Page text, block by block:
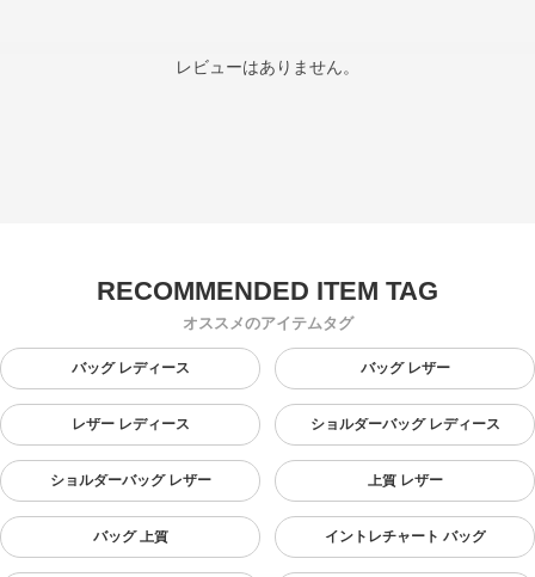
レビューはありません。
オススメのアイテムタグ
バッグ レディース バッグ レザー
レザー レディース ショルダーバッグ レディース
ショルダーバッグ レザー 上質 レザー
バッグ 上質 イントレチャート バッグ